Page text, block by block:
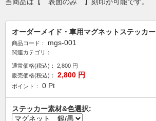
当商品は【 表面のみ 】刻印が可能です。
オーダーメイド・車用マグネットステッカ
商品コード： mgs-001
関連カテゴリ：
通常価格(税込)： 2,800 円
販売価格(税込)：
2,800 円
ポイント： 0 Pt
ステッカー素材&色選択: